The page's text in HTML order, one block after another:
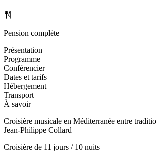
Pension complète
Présentation
Programme
Conférencier
Dates et tarifs
Hébergement
Transport
À savoir
Croisière musicale en Méditerranée entre
Jean-Philippe Collard
Croisière de 11 jours / 10 nuits